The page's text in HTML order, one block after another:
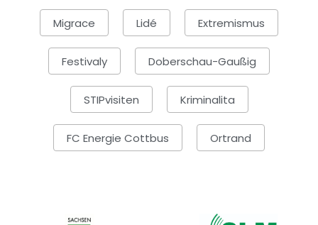
Migrace Lidé Extremismus
Festivaly Doberschau-Gaußig
STIPvisiten Kriminalita
FC Energie Cottbus Ortrand